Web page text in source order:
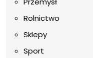
Rolnictwo
Sklepy
Sport